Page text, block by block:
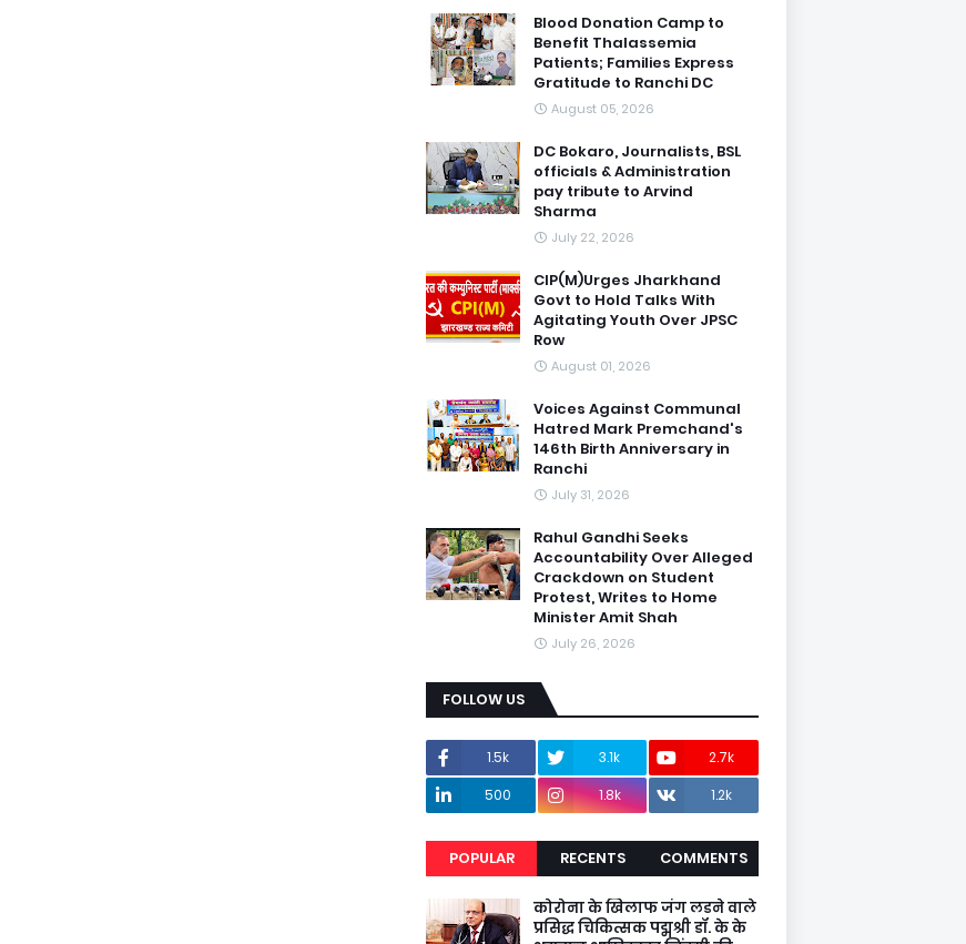
Blood Donation Camp to
Benefit Thalassemia
Patients; Families Express
Gratitude to Ranchi DC
August 05, 2026
DC Bokaro, Journalists, BSL
officials & Administration
pay tribute to Arvind
Sharma
July 22, 2026
CIP(M)Urges Jharkhand
Govt to Hold Talks With
Agitating Youth Over JPSC
Row
August 01, 2026
Voices Against Communal
Hatred Mark Premchand's
146th Birth Anniversary in
Ranchi
July 31, 2026
Rahul Gandhi Seeks
Accountability Over Alleged
Crackdown on Student
Protest, Writes to Home
Minister Amit Shah
July 26, 2026
FOLLOW US
1.5k 3.1k
2.7k
500
1.8k 1.2k
POPULAR RECENTS COMMENTS
कोरोना के खिलाफ जंग लडने वाले
प्रसिद्ध चिकित्सक पद्मश्री डॉ. के के